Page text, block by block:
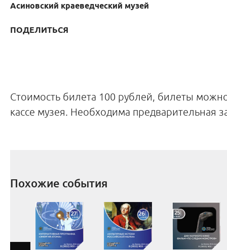
Асиновский краеведческий музей
ПОДЕЛИТЬСЯ
Стоимость билета 100 рублей, билеты
кассе музея. Необходима предварительная
Похожие события